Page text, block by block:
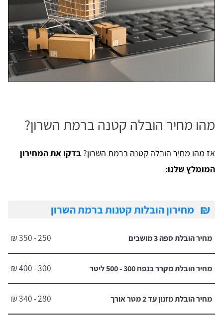
מהו מחיר הובלה קטנה ברמת השרון?
אז מהו מחיר הובלה קטנה ברמת השרון? בדקו את המחירון
המומלץ שלנו:
₪ מחירון הובלות קטנות ברמת השרון
מחיר הובלת ספה 3 מושבים 250 - 350 ₪
מחיר הובלת מקרר בנפח 300 - 500 ליטר 300 - 400 ₪
מחיר הובלת מזנון עד 2 מטר אורך 280 - 340 ₪